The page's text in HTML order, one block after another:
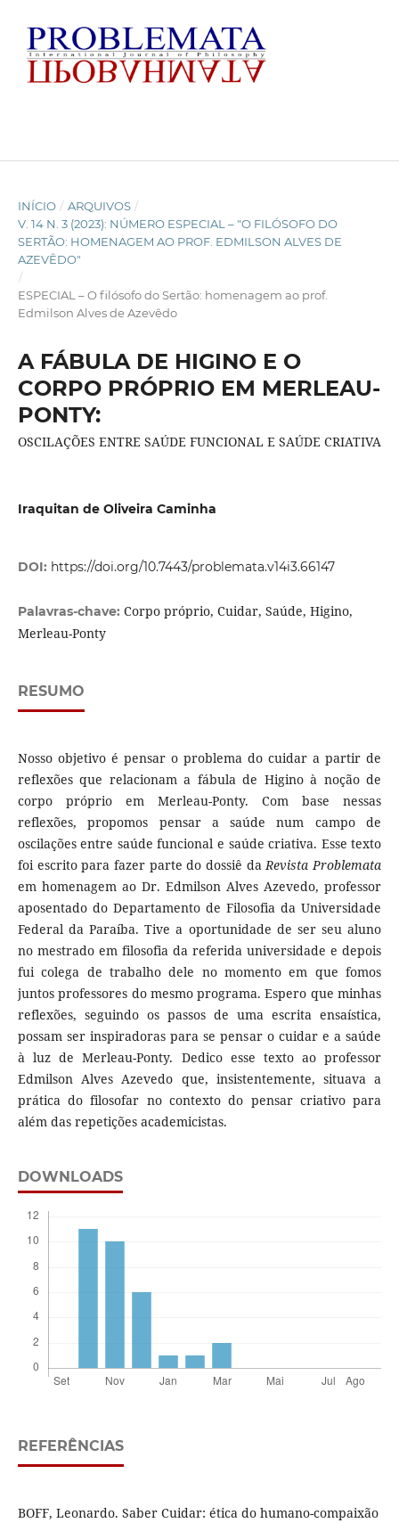
INÍCIO / ARQUIVOS /
V. 14 N. 3 (2023): NÚMERO ESPECIAL – "O FILÓSOFO DO
SERTÃO: HOMENAGEM AO PROF. EDMILSON ALVES DE
AZEVÊDO"
/
ESPECIAL – O filósofo do Sertão: homenagem ao prof.
Edmilson Alves de Azevêdo
A FÁBULA DE HIGINO E O
CORPO PRÓPRIO EM MERLEAU-
PONTY:
OSCILAÇÕES ENTRE SAÚDE FUNCIONAL E SAÚDE CRIATIVA
Iraquitan de Oliveira Caminha
DOI: https://doi.org/10.7443/problemata.v14i3.66147
Palavras-chave: Corpo próprio, Cuidar, Saúde, Higino,
Merleau-Ponty
RESUMO
Nosso objetivo é pensar o problema do cuidar a partir de
reflexões que relacionam a fábula de Higino à noção de
corpo próprio em Merleau-Ponty. Com base nessas
reflexões, propomos pensar a saúde num campo de
oscilações entre saúde funcional e saúde criativa. Esse texto
foi escrito para fazer parte do dossiê daRevista Problemata
em homenagem ao Dr. Edmilson Alves Azevedo, professor
aposentado do Departamento de Filosofia da Universidade
Federal da Paraíba. Tive a oportunidade de ser seu aluno
no mestrado em filosofia da referida universidade e depois
fui colega de trabalho dele no momento em que fomos
juntos professores do mesmo programa. Espero que minhas
reflexões, seguindo os passos de uma escrita ensaística,
possam ser inspiradoras para se pensar o cuidar e a saúde
à luz de Merleau-Ponty. Dedico esse texto ao professor
Edmilson Alves Azevedo que, insistentemente, situava a
prática do filosofar no contexto do pensar criativo para
além das repetições academicistas.
DOWNLOADS
REFERÊNCIAS
BOFF, Leonardo. Saber Cuidar: ética do humano-compaixão